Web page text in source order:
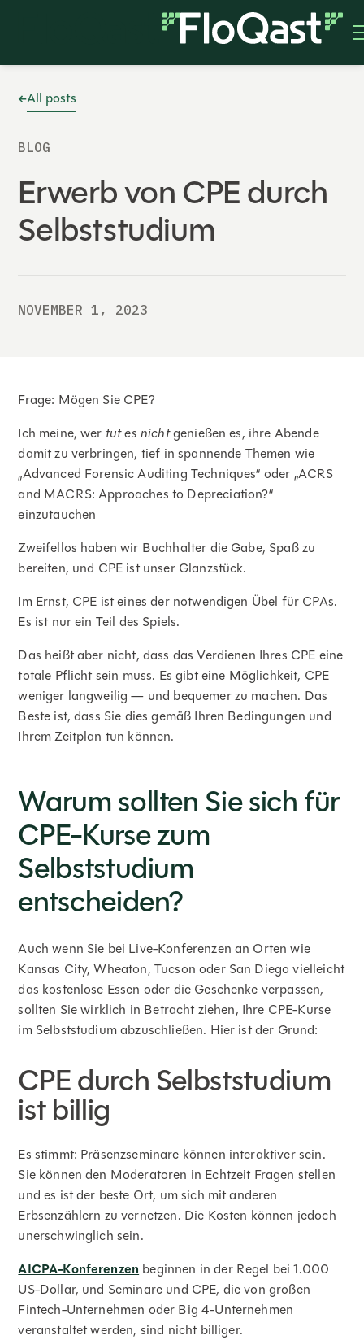
All posts
BLOG
Erwerb von CPE durch
Selbststudium
NOVEMBER 1, 2023
Frage: Mögen Sie CPE?
Ich meine, wer tut es nichtgenießen es, ihre Abende
damit zu verbringen, tief in spannende Themen wie
„Advanced Forensic Auditing Techniques“ oder „ACRS
and MACRS: Approaches to Depreciation?“
einzutauchen
Zweifellos haben wir Buchhalter die Gabe, Spaß zu
bereiten, und CPE ist unser Glanzstück.
Im Ernst, CPE ist eines der notwendigen Übel für CPAs.
Es ist nur ein Teil des Spiels.
Das heißt aber nicht, dass das Verdienen Ihres CPE eine
totale Pflicht sein muss. Es gibt eine Möglichkeit, CPE
weniger langweilig — und bequemer zu machen. Das
Beste ist, dass Sie dies gemäß Ihren Bedingungen und
Ihrem Zeitplan tun können.
Warum sollten Sie sich für
CPE-Kurse zum
Selbststudium
entscheiden?
Auch wenn Sie bei Live-Konferenzen an Orten wie
Kansas City, Wheaton, Tucson oder San Diego vielleicht
das kostenlose Essen oder die Geschenke verpassen,
sollten Sie wirklich in Betracht ziehen, Ihre CPE-Kurse
im Selbststudium abzuschließen. Hier ist der Grund:
CPE durch Selbststudium
ist billig
Es stimmt: Präsenzseminare können interaktiver sein.
Sie können den Moderatoren in Echtzeit Fragen stellen
und es ist der beste Ort, um sich mit anderen
Erbsenzählern zu vernetzen. Die Kosten können jedoch
unerschwinglich sein.
AICPA-Konferenzen beginnen in der Regel bei 1.000
US-Dollar, und Seminare und CPE, die von großen
Fintech-Unternehmen oder Big 4-Unternehmen
veranstaltet werden, sind nicht billiger.